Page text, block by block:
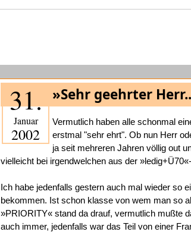
31.
Januar
2002
»Sehr geehrter
Vermutlich haben alle schonmal
erstmal "sehr ehrt". Ob nun Herr
ja seit mehreren Jahren völlig out
vielleicht bei irgendwelchen aus der
Ich habe jedenfalls gestern auch mal wieder so
bekommen. Ist schon klasse von wem man so
»PRIORITY« stand da drauf, vermutlich mußte
auch immer, jedenfalls war das Teil von einer